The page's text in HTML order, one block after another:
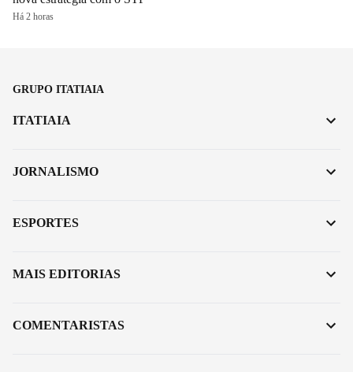
Há 2 horas
GRUPO ITATIAIA
ITATIAIA
JORNALISMO
ESPORTES
MAIS EDITORIAS
COMENTARISTAS